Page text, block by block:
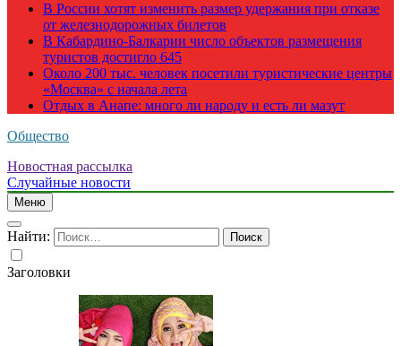
В России хотят изменить размер удержания при отказе
от железнодорожных билетов
В Кабардино-Балкарии число объектов размещения
туристов достигло 645
Около 200 тыс. человек посетили туристические центры
«Москва» с начала лета
Отдых в Анапе: много ли народу и есть ли мазут
Общество
Новостная рассылка
Случайные новости
Меню
Найти:
Заголовки